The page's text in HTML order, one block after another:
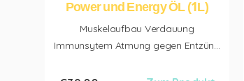
Power und Energy ÖL (1L)
Muskelaufbau Verdauung
Immunsytem Atmung gegen Entzün...